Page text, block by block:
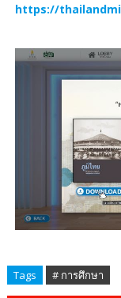
https://
Tags # การศึกษา